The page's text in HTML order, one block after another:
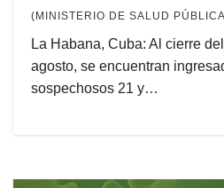
(MINISTERIO DE SALUD
La Habana, Cuba: Al cierre
agosto, se encuentran
sospechosos 21 y…